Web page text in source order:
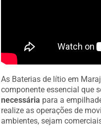
As Baterias de lítio em
componente essencial que
necessária para a
realize as operações de
ambientes, sejam